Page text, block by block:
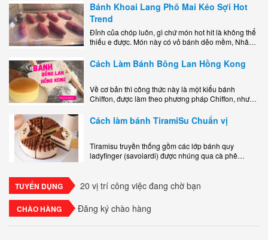
Bánh Khoai Lang Phô Mai Kéo Sợi Hot
Trend
Đỉnh của chóp luôn, gì chứ món hot hit là không thể
thiếu e được. Món này có vỏ bánh dẻo mềm, Nhân
Cách Làm Bánh Bông Lan Hồng Kong
Về cơ bản thì công thức này là một kiểu bánh
Chiffon, được làm theo phương pháp Chiffon, nhưng
ngon, làm..
Cách làm bánh TiramiSu Chuẩn vị
Tiramisu truyền thống gồm các lớp bánh quy
ladyfinger (savoiardi) được nhúng qua cà phê
TUYỂN DỤNG 20 vị trí công việc đang chờ bạn
CHÀO HÀNG Đăng ký chào hàng